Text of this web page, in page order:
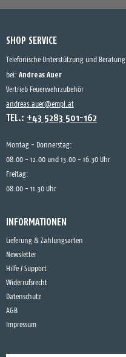
SHOP SERVICE
Telefonische Unterstützung und Beratung
bei: Andreas Auer
Vertrieb Feuerwehrzubehör
andreas.auer@empl.at
TEL.: +43 5283 501-162
Montag - Donnerstag:
08.00 - 12.00 und 13.00 - 16.30 Uhr
Freitag:
08.00 - 11.30 Uhr
INFORMATIONEN
Lieferung & Zahlungsarten
Newsletter
Hilfe / Support
Widerrufsrecht
Datenschutz
AGB
Impressum